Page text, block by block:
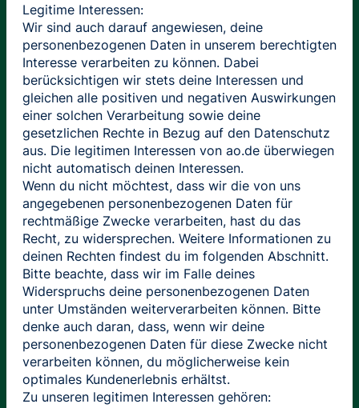
Legitime Interessen:
Wir sind auch darauf angewiesen, deine
personenbezogenen Daten in unserem berechtigten
Interesse verarbeiten zu können. Dabei
berücksichtigen wir stets deine Interessen und
gleichen alle positiven und negativen Auswirkungen
einer solchen Verarbeitung sowie deine
gesetzlichen Rechte in Bezug auf den Datenschutz
aus. Die legitimen Interessen von ao.de überwiegen
nicht automatisch deinen Interessen.
Wenn du nicht möchtest, dass wir die von uns
angegebenen personenbezogenen Daten für
rechtmäßige Zwecke verarbeiten, hast du das
Recht, zu widersprechen. Weitere Informationen zu
deinen Rechten findest du im folgenden Abschnitt.
Bitte beachte, dass wir im Falle deines
Widerspruchs deine personenbezogenen Daten
unter Umständen weiterverarbeiten können. Bitte
denke auch daran, dass, wenn wir deine
personenbezogenen Daten für diese Zwecke nicht
verarbeiten können, du möglicherweise kein
optimales Kundenerlebnis erhältst.
Zu unseren legitimen Interessen gehören: